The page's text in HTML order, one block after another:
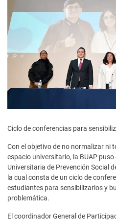
Ciclo de conferencias para
Con el objetivo de no normalizar ni
espacio universitario, la BUAP
Universitaria de Prevención Social
la cual consta de un ciclo de
estudiantes para sensibilizarlos y
problemática.
El coordinador General de